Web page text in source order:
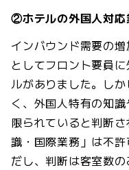
②ホテルの外国人対
インバウンド需要の
としてフロント要員
ルがありました。し
く、外国人特有の知
限られていると判断
識・国際業務」は不
だし、判断は客室数